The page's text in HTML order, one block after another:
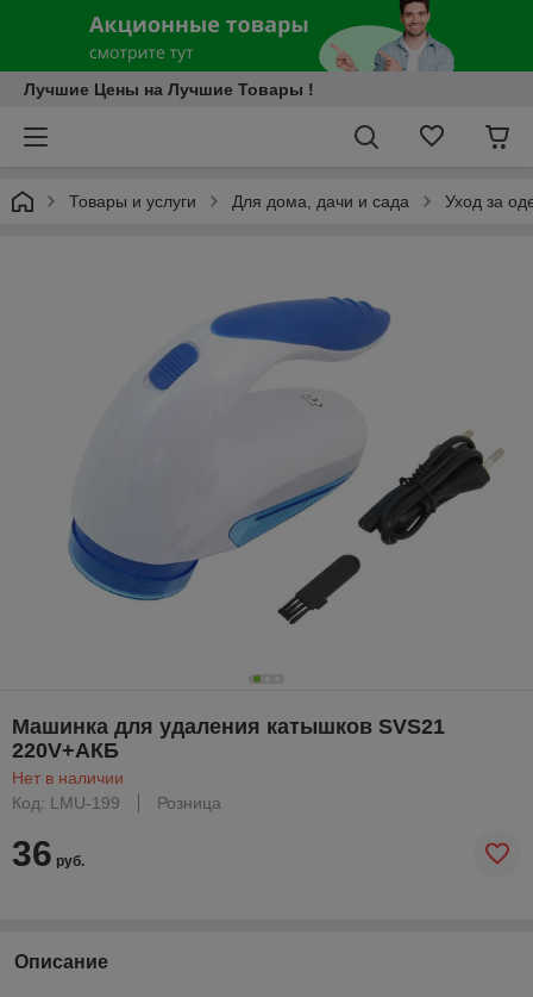
Лучшие Цены на Лучшие Товары !
Товары и услуги Для дома, дачи и сада Уход за
Машинка для удаления катышков SVS21
220V+АКБ
Нет в наличии
Код: LMU-199
Розница
36 руб.
Описание